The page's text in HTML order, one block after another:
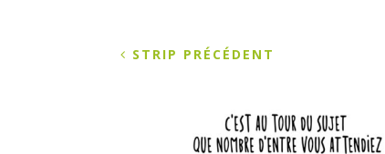
STRIP PRÉCÉDENT